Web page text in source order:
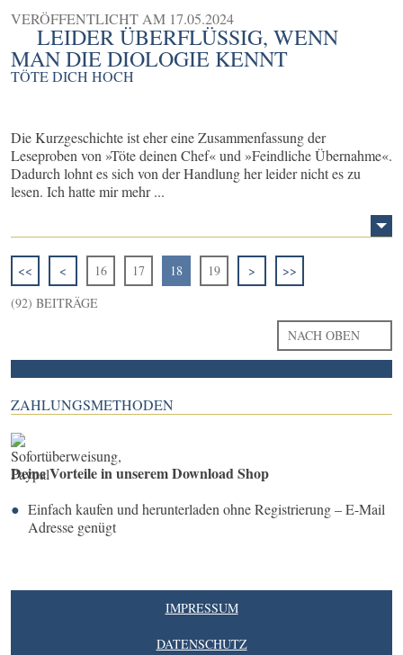
VERÖFFENTLICHT AM 17.05.2024
LEIDER ÜBERFLÜSSIG, WENN
MAN DIE DIOLOGIE KENNT
TÖTE DICH HOCH
Die Kurzgeschichte ist eher eine Zusammenfassung der
Leseproben von »Töte deinen Chef« und »Feindliche Übernahme«.
Dadurch lohnt es sich von der Handlung her leider nicht es zu
lesen. Ich hatte mir mehr ...
<< < 16 17 18 19 >
>>
(92) BEITRÄGE
NACH OBEN
ZAHLUNGSMETHODEN
Deine Vorteile in unserem Download Shop
Einfach kaufen und herunterladen ohne Registrierung – E-Mail
Adresse genügt
IMPRESSUM
DATENSCHUTZ